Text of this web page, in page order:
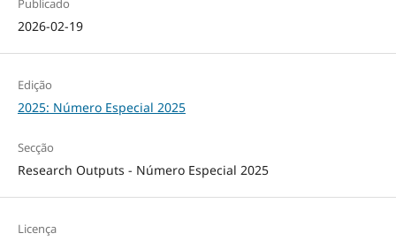
Publicado
2026-02-19
Edição
2025: Número Especial 2025
Secção
Research Outputs - Número Especial 2025
Licença